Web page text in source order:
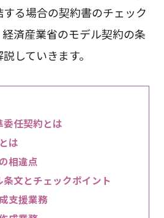
る場合の契約書のチェック
済産業省のモデル契約の条
していきます。
委任契約とは
は
相違点
文とチェックポイント
支援業務